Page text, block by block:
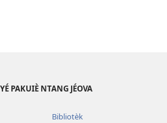
PAKUIÈ NTANG JÉOVA
Bibliotèk